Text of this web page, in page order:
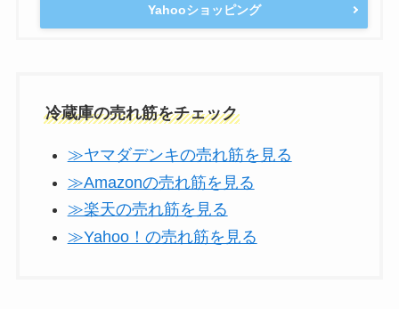
Yahooショッピング
冷蔵庫の売れ筋をチェック
≫ヤマダデンキの売れ筋を見る
≫Amazonの売れ筋を見る
≫楽天の売れ筋を見る
≫Yahoo！の売れ筋を見る